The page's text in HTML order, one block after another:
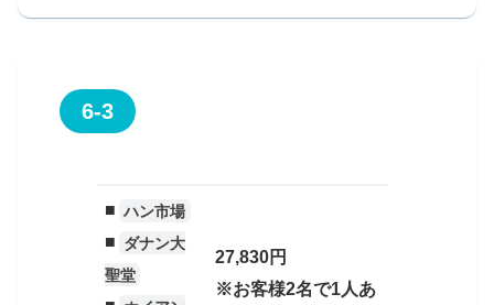
ハン市場は観光客向けの市場ですが、ベトナムの
活気ある雰囲気も味わえます。
ハン市場の場合、料金が一部観光客向け価格にな
6-3
■ ハン市場
■ ダナン大
聖堂
27,830円
※お客様2名で1人あ